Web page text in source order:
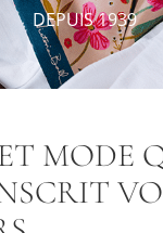
DEPUIS 1939
MODE